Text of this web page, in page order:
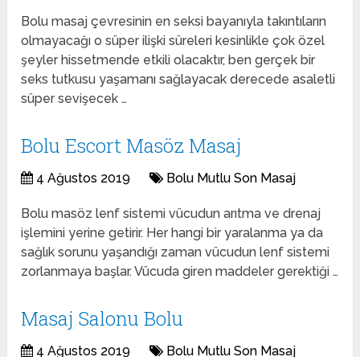
Bolu masaj çevresinin en seksi bayanıyla takıntıların
olmayacağı o süper ilişki süreleri kesinlikle çok özel
şeyler hissetmende etkili olacaktır, ben gerçek bir
seks tutkusu yaşamanı sağlayacak derecede asaletli
süper sevişecek …
Bolu Escort Masöz Masaj
4 Ağustos 2019 Bolu Mutlu Son Masaj
Bolu masöz lenf sistemi vücudun arıtma ve drenaj
işlemini yerine getirir. Her hangi bir yaralanma ya da
sağlık sorunu yaşandığı zaman vücudun lenf sistemi
zorlanmaya başlar. Vücuda giren maddeler gerektiği …
Masaj Salonu Bolu
4 Ağustos 2019 Bolu Mutlu Son Masaj